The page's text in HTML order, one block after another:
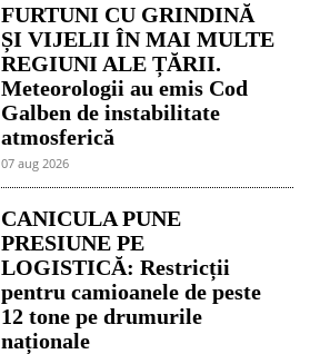
FURTUNI CU GRINDINĂ
ȘI VIJELII ÎN MAI MULTE
REGIUNI ALE ȚĂRII.
Meteorologii au emis Cod
Galben de instabilitate
atmosferică
07 aug 2026
CANICULA PUNE
PRESIUNE PE
LOGISTICĂ: Restricții
pentru camioanele de peste
12 tone pe drumurile
naționale